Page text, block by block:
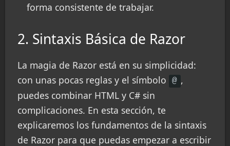
forma consistente de trabajar.
2. Sintaxis Básica de Razor
La magia de Razor está en su simplicidad:
con unas pocas reglas y el símbolo
@ ,
puedes combinar HTML y C# sin
complicaciones. En esta sección, te
explicaremos los fundamentos de la sintaxis
de Razor para que puedas empezar a escribir